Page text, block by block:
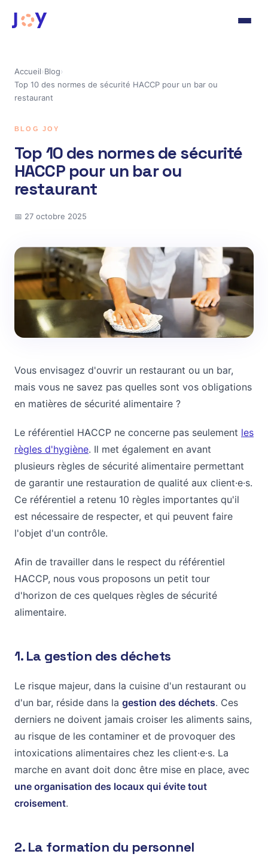
Accueil›Blog›
Top 10 des normes de sécurité HACCP pour un bar ou
restaurant
BLOG JOY
Top 10 des normes de sécurité
HACCP pour un bar ou
restaurant
📅 27 octobre 2025
Vous envisagez d'ouvrir un restaurant ou un bar,
mais vous ne savez pas quelles sont vos obligations
en matières de sécurité alimentaire ?
Le référentiel HACCP ne concerne pas seulement les
règles d'hygiène. Il met également en avant
plusieurs règles de sécurité alimentaire permettant
de garantir une restauration de qualité aux client·e·s.
Ce référentiel a retenu 10 règles importantes qu'il
est nécessaire de respecter, et qui peuvent faire
l'objet d'un contrôle.
Afin de travailler dans le respect du référentiel
HACCP, nous vous proposons un petit tour
d'horizon de ces quelques règles de sécurité
alimentaire.
1. La gestion des déchets
Le risque majeur, dans la cuisine d'un restaurant ou
d'un bar, réside dans la gestion des déchets. Ces
derniers ne doivent jamais croiser les aliments sains,
au risque de les contaminer et de provoquer des
intoxications alimentaires chez les client·e·s. La
marche en avant doit donc être mise en place, avec
une organisation des locaux qui évite tout
croisement.
2. La formation du personnel